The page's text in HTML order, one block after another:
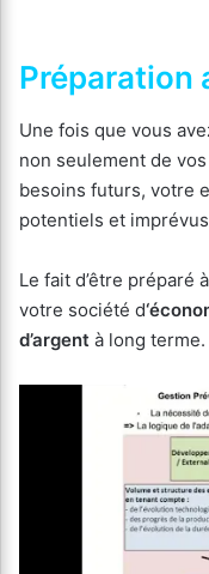
Préparation
Une fois que vous
non seulement de
besoins futurs, votre
potentiels et
Le fait d’être préparé
votre société d
d’argent à long terme.